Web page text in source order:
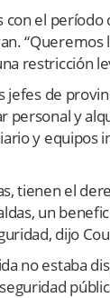
con el período
“Queremos
restricción
jefes de
personal y
y equipos
tienen el
un
dijo
no estaba